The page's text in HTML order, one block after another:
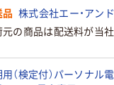
品 株式会社エー・アンド
元の商品は配送料が当社
（検定付）パーソナ